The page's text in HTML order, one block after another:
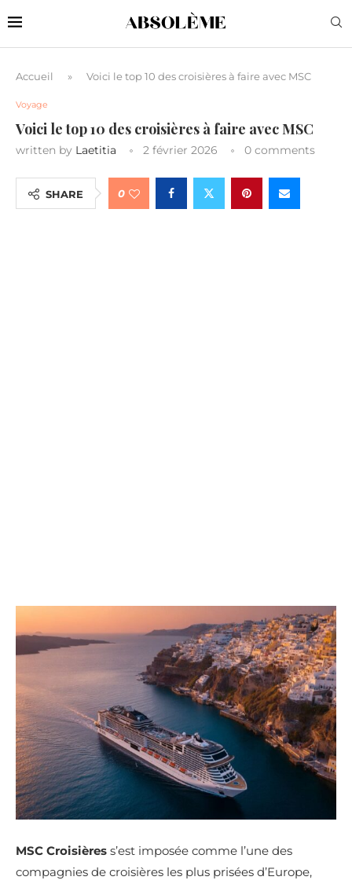
Accueil » Voici le top 10 des croisières à faire avec MSC
Voyage
Voici le top 10 des croisières à faire avec MSC
written by Laetitia 2 février 2026 0 comments
SHARE 0
MSC Croisières s’est imposée comme l’une des
compagnies de croisières les plus prisées d’Europe,